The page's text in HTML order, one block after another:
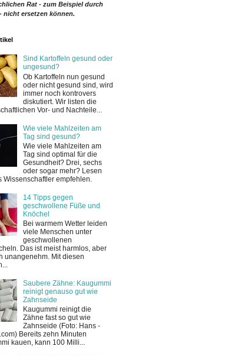
Rat - zum Beispiel durch
nicht ersetzen können.
Sind Kartoffeln gesund oder
ungesund?
Ob Kartoffeln nun gesund
oder nicht gesund sind, wird
immer noch kontrovers
diskutiert. Wir listen die
Vor- und Nachteile...
Wie viele Mahlzeiten am
Tag sind gesund?
Wie viele Mahlzeiten am
Tag sind optimal für die
Gesundheit? Drei, sechs
oder sogar mehr? Lesen
Wissenschaftler empfehlen.
14 Tipps gegen
geschwollene Füße und
Knöchel
Bei warmem Wetter leiden
viele Menschen unter
geschwollenen
Das ist meist harmlos, aber
unangenehm. Mit diesen
Saubere Zähne: Kaugummi
reinigt genauso gut wie
Zahnseide
Kaugummi reinigt die
Zähne fast so gut wie
Zahnseide (Foto: Hans -
Bereits zehn Minuten
kauen, kann 100 Milli...